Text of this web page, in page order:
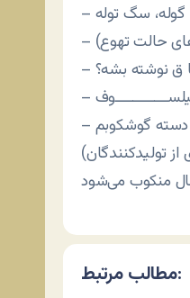
ق نوشته بشه؟
(در این لحظه صدای کتک خوردن نگارنده به گوش می‌رسد و استعدادش توسط جمع کثیری از تولیدکنندگان
مطالب مرتبط: